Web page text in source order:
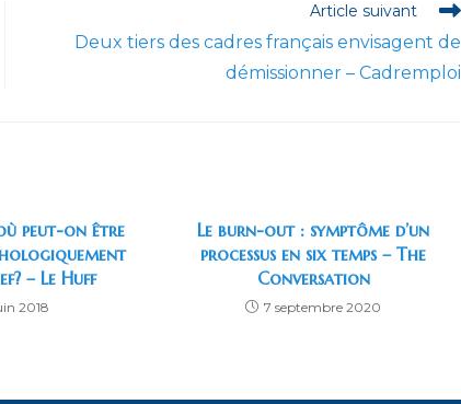
Article suivant
Deux tiers des cadres français envisagent de
démissionner – Cadremploi
peut-on être
– Le Huff
2018
Le burn-out : symptôme d’un
processus en six temps – The
Conversation
7 septembre 2020